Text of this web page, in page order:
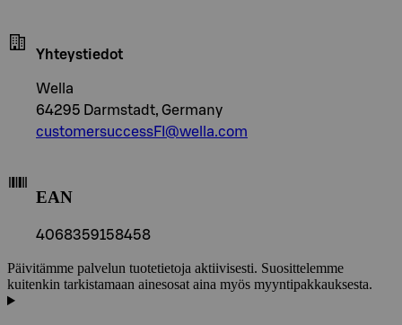
Yhteystiedot
Wella
64295 Darmstadt, Germany
customersuccessFI@wella.com
EAN
4068359158458
Päivitämme palvelun tuotetietoja aktiivisesti. Suosittelemme
kuitenkin tarkistamaan ainesosat aina myös myyntipakkauksesta.